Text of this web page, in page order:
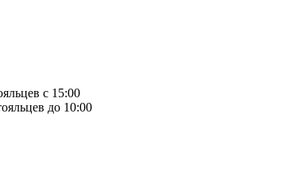
с 15:00
до 10:00